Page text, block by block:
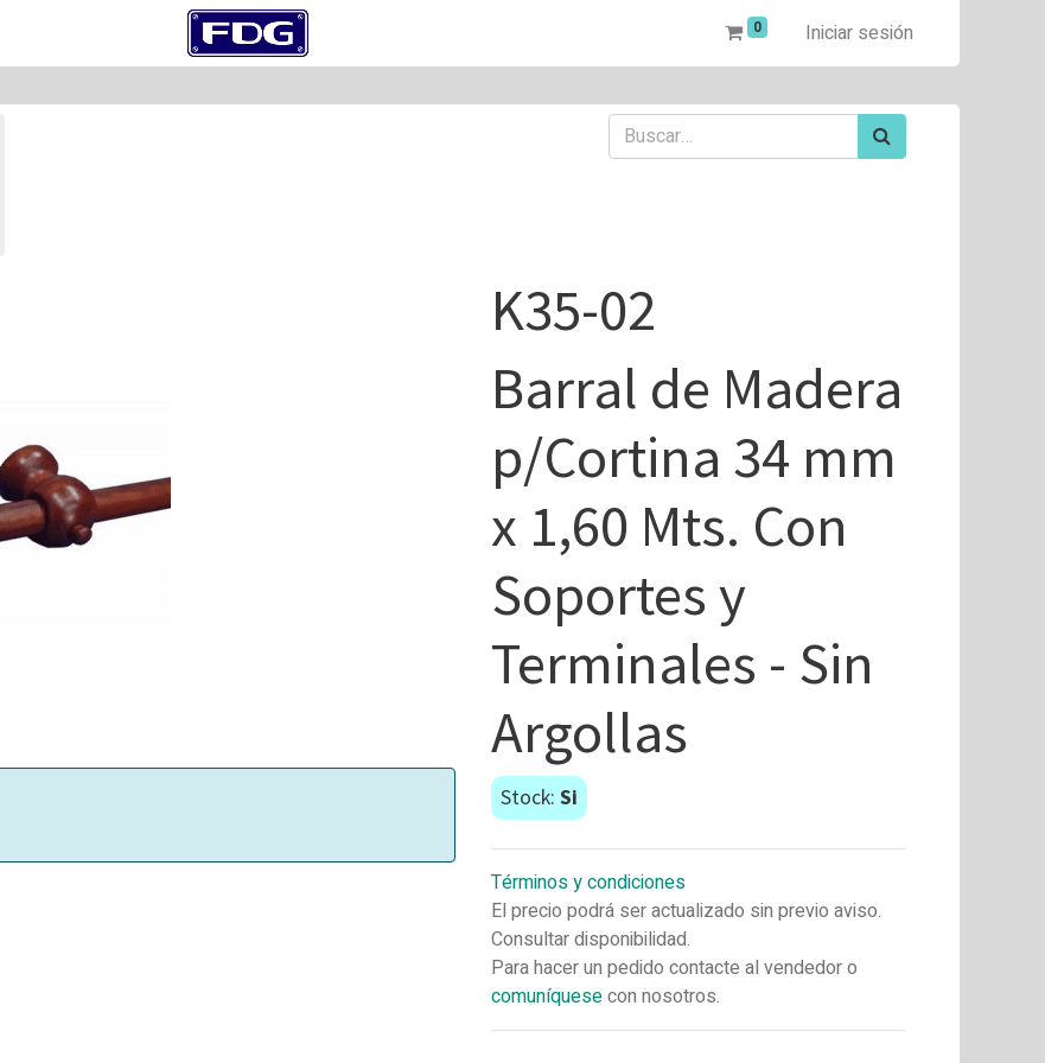
0 Iniciar sesión
K35-02
Barral de Madera
p/Cortina 34 mm
x 1,60 Mts. Con
Soportes y
Terminales - Sin
Argollas
Stock: Si
Términos y condiciones
El precio podrá ser actualizado sin previo aviso.
Consultar disponibilidad.
Para hacer un pedido contacte al vendedor o
comuníquesecon nosotros.